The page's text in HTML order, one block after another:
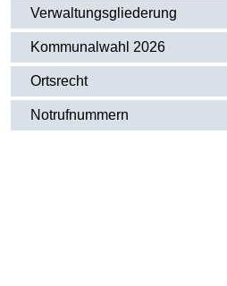
Verwaltungsgliederung
Kommunalwahl 2026
Ortsrecht
Notrufnummern